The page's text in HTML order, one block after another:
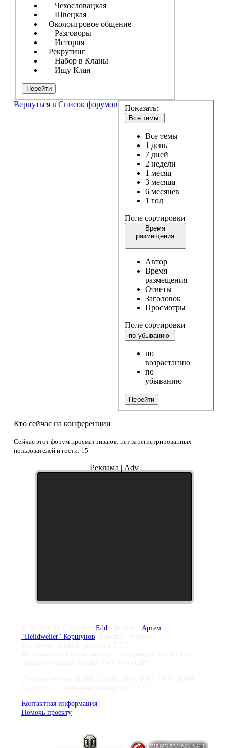
Чехословацкая
Швецкая
Околоигровое общение
Разговоры
История
Рекрутинг
Набор в Кланы
Ищу Клан
Перейти
Вернуться в Список форумов Показать:
Все темы
Все темы
1 день
7 дней
2 недели
1 месяц
3 месяца
6 месяцев
1 год
Поле сортировки
Время
размещения
Автор
Время
размещения
Ответы
Заголовок
Просмотры
Поле сортировки
по убыванию
по
возрастанию
по
убыванию
Перейти
Кто сейчас на конференции
Сейчас этот форум просматривают: нет зарегистрированных
пользователей и гости: 15
Реклама | Adv
Edd, Дизайн - Артем
"Helldweller" Коршунов
Контактная информация
Помочь проекту